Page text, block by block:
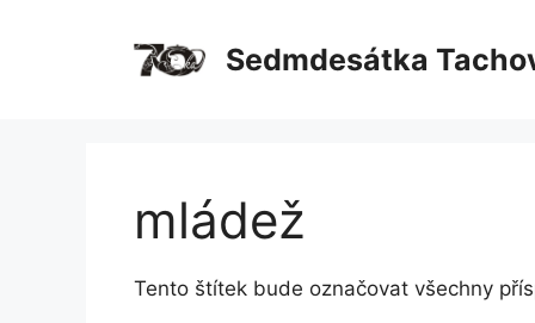
Sedmdesátka
mládež
Tento štítek bude označovat všechny